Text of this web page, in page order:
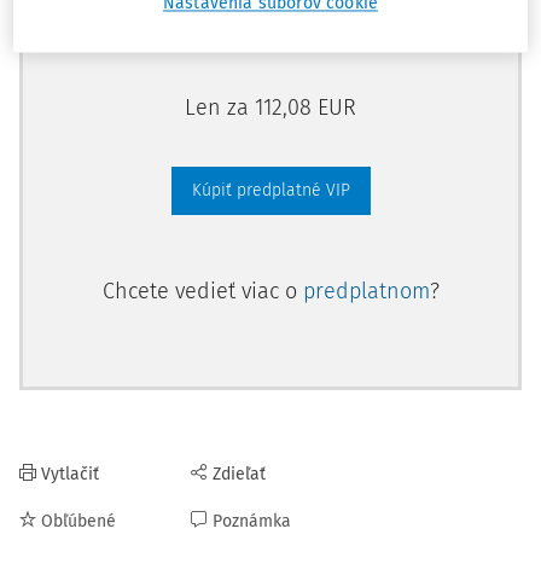
Len za 112,08 EUR
Kúpiť predplatné VIP
Chcete vedieť viac o predplatnom?
Vytlačiť
Obľúbené
Zdieľať
Poznámka